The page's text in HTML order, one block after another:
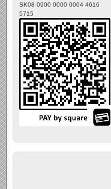
SK08 0900 0000 0004 4616
5715